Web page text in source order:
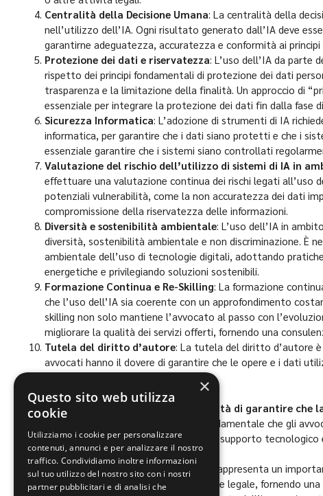
Centralità della Decisione Umana: La centralità della
nell’utilizzo dell’IA. Ogni risultato generato dall’IA deve
garantirne adeguatezza, accuratezza e conformità ai principi
Protezione dei dati e riservatezza: L’uso dell’IA da parte
rispetto dei principi fondamentali di protezione dei dati
trasparenza e la limitazione della finalità. Un approccio di
essenziale per integrare la protezione dei dati fin dalla fase
Sicurezza Informatica: L’adozione di strumenti di IA
informatica, per garantire che i dati siano protetti e che i
essenziale garantire che i sistemi siano controllati
Valutazione del rischio dell’utilizzo di sistemi di IA in
effettuare una valutazione continua dei rischi legati all’uso
potenziali vulnerabilità, come la non accuratezza dei dati
compromissione della riservatezza delle informazioni.
Diversità e sostenibilità ambientale: L’uso dell’IA in
diversità, sostenibilità ambientale e non discriminazione. È
ambientale dell’uso di tecnologie digitali, adottando
energetiche e privilegiando soluzioni sostenibili.
Formazione Continua e Re-Skilling: La formazione
che l’uso dell’IA sia coerente con un approfondimento
skilling non solo mantiene l’avvocato al passo con
migliorare la qualità dei servizi offerti, fornendo una
Tutela del diritto d’autore: La tutela del diritto d’autore è
avvocati hanno il dovere di garantire che le opere e i dati
vigenti.
Le istituzioni forensi hanno la responsabilità di garantire che
. È fondamentale che gli
regolamentato, in cui sia chiaro il confine tra supporto tecnologico
La pubblicazione di questa Carta dei Principi rappresenta un
dell’uso dell’intelligenza artificiale nel settore legale, fornendo
×
Questo sito web utilizza
cookie
Utilizziamo i cookie per personalizzare
contenuti, annunci e per analizzare il nostro
traffico. Condividiamo inoltre informazioni
sul tuo utilizzo del nostro sito con i nostri
partner pubblicitari e di analisi che